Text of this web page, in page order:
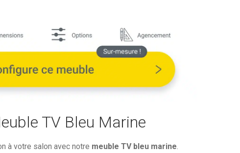
actuel
est :
1
652,63€.
TV Bleu Marine
à votre salon avec notre meuble TV bleu marine